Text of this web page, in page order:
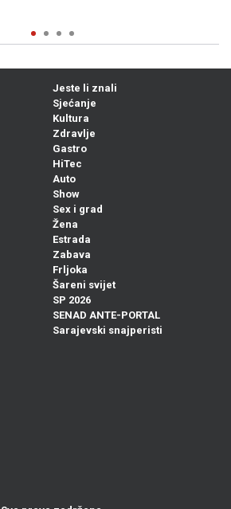
Jeste li znali
Sjećanje
Kultura
Zdravlje
Gastro
HiTec
Auto
Show
Sex i grad
Žena
Estrada
Zabava
Frljoka
Šareni svijet
SP 2026
SENAD ANTE-PORTAL
Sarajevski snajperisti